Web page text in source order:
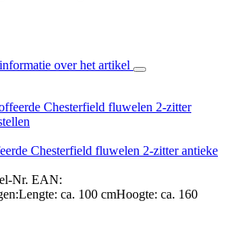
over het artikel
Chesterfield fluwelen 2-zitter antieke
Nr. EAN:
ca. 100 cmHoogte: ca. 160